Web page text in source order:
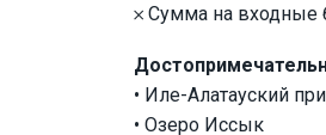
𐄂 Сумма на входные
‭• Иле-Алатауский
‭• Озеро Иссык